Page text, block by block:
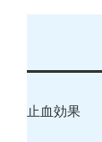
止血効果